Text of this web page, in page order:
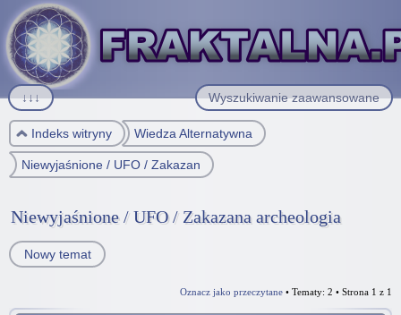
Wyszukiwanie zaawansowane
↓↓↓
Indeks witryny Wiedza Alternatywna
Niewyjaśnione / UFO / Zakazana archeologia
Niewyjaśnione / UFO / Zakazana archeologia
Nowy temat
Oznacz jako przeczytane • Tematy: 2 • Strona 1 z 1